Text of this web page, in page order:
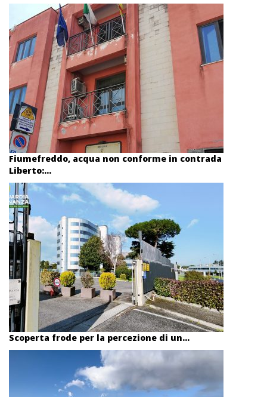
Fiumefreddo, acqua non conforme in contrada
Liberto:...
Scoperta frode per la percezione di un...